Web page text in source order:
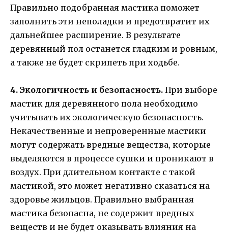
Правильно подобранная мастика поможет
заполнить эти неполадки и предотвратит их
дальнейшее расширение. В результате
деревянный пол останется гладким и ровным,
а также не будет скрипеть при ходьбе.
4. Экологичность и безопасность. При выборе
мастик для деревянного пола необходимо
учитывать их экологическую безопасность.
Некачественные и непроверенные мастики
могут содержать вредные вещества, которые
выделяются в процессе сушки и проникают в
воздух. При длительном контакте с такой
мастикой, это может негативно сказаться на
здоровье жильцов. Правильно выбранная
мастика безопасна, не содержит вредных
веществ и не будет оказывать влияния на